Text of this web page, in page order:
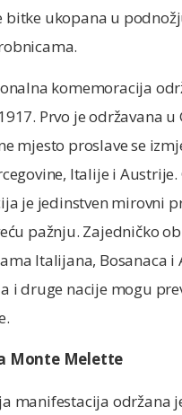
bitke ukopana u
komemoracija
Prvo je održavana u
mjesto proslave se
Italije i Austrije.
je jedinstven mirovni
pažnju. Zajedničko
Italijana, Bosanaca i
i druge nacije mogu
Monte Melette
manifestacija održana